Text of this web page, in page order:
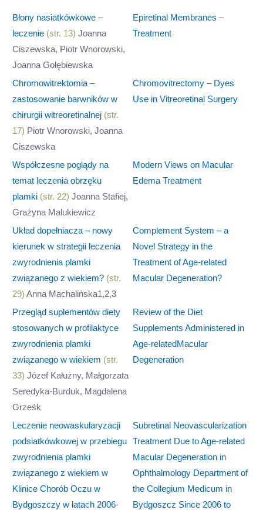
Błony nasiatkówkowe –
leczenie (str. 13) Joanna
Ciszewska, Piotr Wnorowski,
Joanna Gołębiewska
Epiretinal Membranes –
Treatment
Chromowitrektomia –
zastosowanie barwników w
chirurgii witreoretinalnej (str.
17) Piotr Wnorowski, Joanna
Ciszewska
Chromovitrectomy – Dyes
Use in Vitreoretinal Surgery
Współczesne poglądy na
temat leczenia obrzęku
plamki (str. 22) Joanna Stafiej,
Grażyna Malukiewicz
Modern Views on Macular
Edema Treatment
Układ dopełniacza – nowy
kierunek w strategii leczenia
zwyrodnienia plamki
związanego z wiekiem? (str.
29) Anna Machalińska1,2,3
Complement System – a
Novel Strategy in the
Treatment of Age-related
Macular Degeneration?
Przegląd suplementów diety
stosowanych w profilaktyce
zwyrodnienia plamki
związanego w wiekiem (str.
33) Józef Kałużny, Małgorzata
Seredyka-Burduk, Magdalena
Grześk
Review of the Diet
Supplements Administered in
Age-relatedMacular
Degeneration
Leczenie neowaskularyzacji
podsiatkówkowej w przebiegu
zwyrodnienia plamki
związanego z wiekiem w
Klinice Chorób Oczu w
Bydgoszczy w latach 2006-
Subretinal Neovascularization
Treatment Due to Age-related
Macular Degeneration in
Ophthalmology Department of
the Collegium Medicum in
Bydgoszcz Since 2006 to